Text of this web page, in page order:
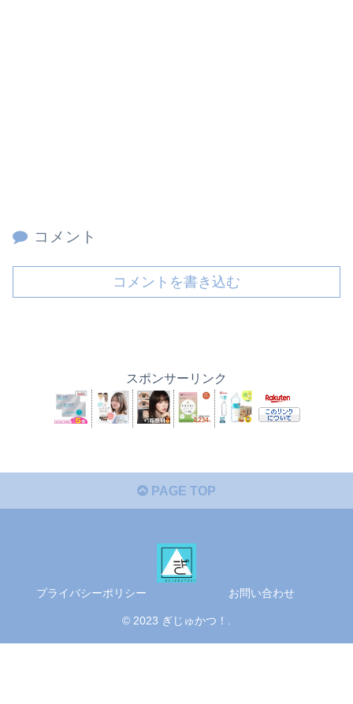
コメント
コメントを書き込む
スポンサーリンク
PAGE TOP
プライバシーポリシー お問い合わせ
© 2023 ぎじゅかつ！.